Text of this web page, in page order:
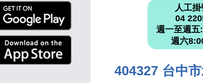
人工
04
週一至週
週六
404327 台中